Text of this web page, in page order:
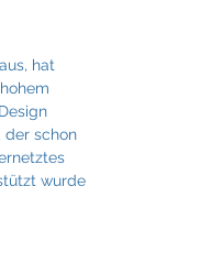
hat
der schon
wurde